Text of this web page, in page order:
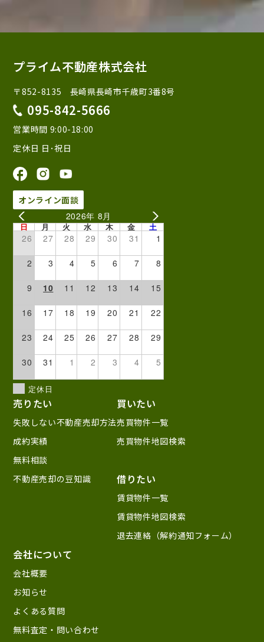
プライム不動産株式会社
〒852-8135 長崎県長崎市千歳町3番8号
095-842-5666
営業時間 9:00-18:00
定休日 日･祝日
オンライン面談
2026年 8月
日 月 火 水 木 金 土
26 27 28 29 30 31 1
2 3 4 5 6 7 8
9 10 11 12 13 14 15
16 17 18 19 20 21 22
23 24 25 26 27 28 29
30 31 1 2 3 4 5
定休日
売りたい
失敗しない不動産売却方法
成約実績
無料相談
不動産売却の豆知識
買いたい
売買物件一覧
売買物件地図検索
借りたい
賃貸物件一覧
賃貸物件地図検索
退去連絡（解約通知フォーム）
会社について
会社概要
お知らせ
よくある質問
無料査定・問い合わせ